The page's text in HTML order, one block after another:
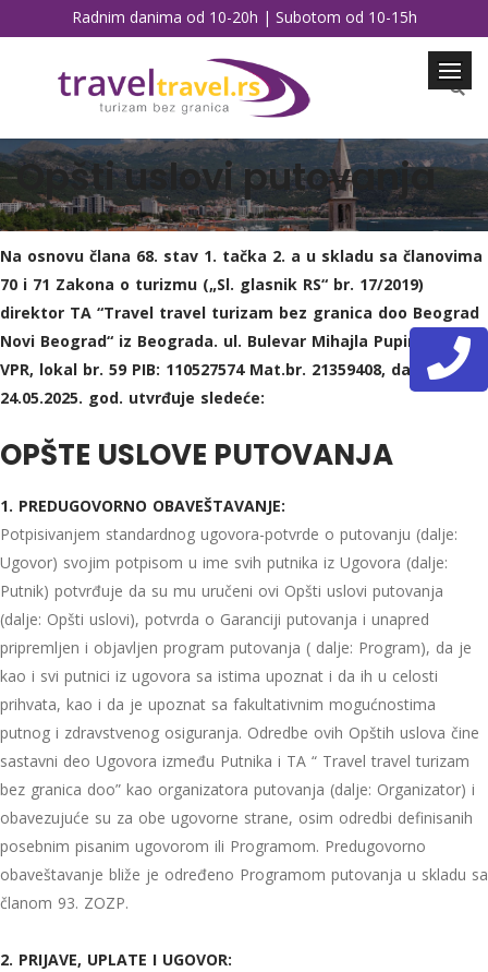
Radnim danima od 10-20h | Subotom od 10-15h
Opšti uslovi putovanja
Na osnovu člana 68. stav 1. tačka 2. a u skladu sa članovima
70 i 71 Zakona o turizmu („Sl. glasnik RS“ br. 17/2019)
direktor TA “Travel travel turizam bez granica doo Beograd
Novi Beograd“ iz Beograda. ul. Bulevar Mihajla Pupina 10e,
VPR, lokal br. 59 PIB: 110527574 Mat.br. 21359408, dana
24.05.2025. god. utvrđuje sledeće:
OPŠTE USLOVE PUTOVANJA
1. PREDUGOVORNO OBAVEŠTAVANJE:
Potpisivanjem standardnog ugovora-potvrde o putovanju (dalje:
Ugovor) svojim potpisom u ime svih putnika iz Ugovora (dalje:
Putnik) potvrđuje da su mu uručeni ovi Opšti uslovi putovanja
(dalje: Opšti uslovi), potvrda o Garanciji putovanja i unapred
pripremljen i objavljen program putovanja ( dalje: Program), da je
kao i svi putnici iz ugovora sa istima upoznat i da ih u celosti
prihvata, kao i da je upoznat sa fakultativnim mogućnostima
putnog i zdravstvenog osiguranja. Odredbe ovih Opštih uslova čine
sastavni deo Ugovora između Putnika i TA “ Travel travel turizam
bez granica doo” kao organizatora putovanja (dalje: Organizator) i
obavezujuće su za obe ugovorne strane, osim odredbi definisanih
posebnim pisanim ugovorom ili Programom. Predugovorno
obaveštavanje bliže je određeno Programom putovanja u skladu sa
članom 93. ZOZP.
2. PRIJAVE, UPLATE I UGOVOR: